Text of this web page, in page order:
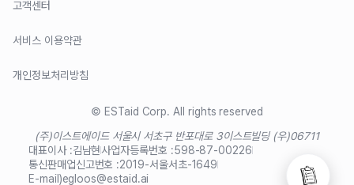
고객센터
서비스 이용약관
개인정보처리방침
© ESTaid Corp. All rights reserved
(주)이스트에이드 서울시 서초구 반포대로 3이스트빌딩 (우)06711
대표이사 :김남현사업자등록번호 :598-87-00226
통신판매업신고번호 :2019-서울서초-1649
E-mail)egloos@estaid.ai